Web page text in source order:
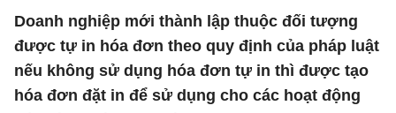
Doanh nghiệp mới thành lập thuộc đối tượng
được tự in hóa đơn theo quy định của pháp luật
nếu không sử dụng hóa đơn tự in thì được tạo
hóa đơn đặt in để sử dụng cho các hoạt động